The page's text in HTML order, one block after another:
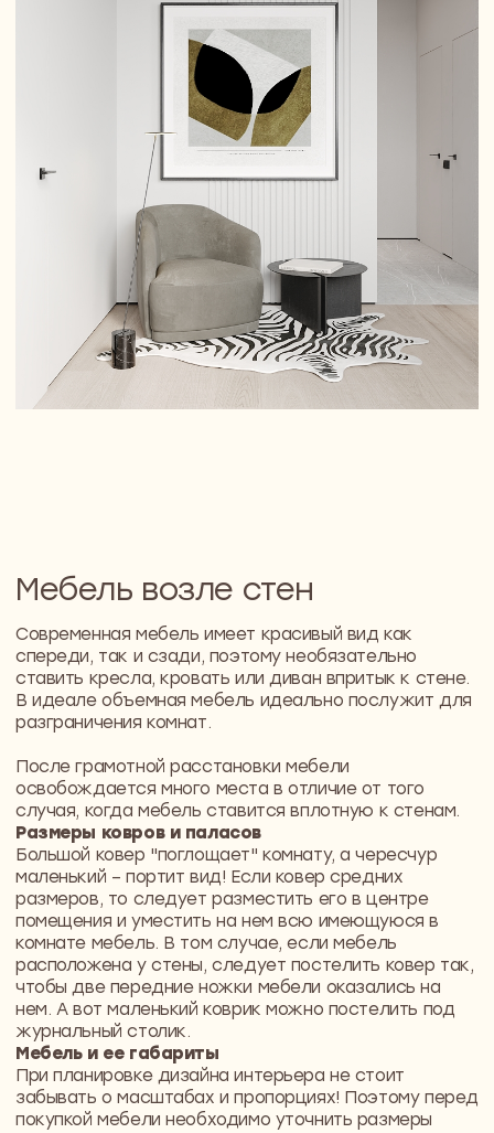
помещений, для которых они будут предназначены.
Также можно воспользоваться малярным скотчем, с
помощью которого "визуально" размещают еще не
купленную мебель. Это создаст наглядный образ
того, как выглядело бы пространство после
расстановки предметов интерьера.
Высота штор
Многие вешают шторы таким образом, чтобы они
декоративных элементов (фото, статуэтки, вазы,
картины и т.п.). Чрезмерное количество такой
"приятной ерунды" может испортить дизайн
чему-то одному.
Балкон
Многие попросту забывают о такой «комнате», как
балкон. Но если грамотно подойти к этому делу, то
даже небольшой балкончик можно оборудовать в
комфортную комнату для отдыха или превратить
его в рабочий кабинет!
прекрасно помогут создать красивый дизайн
интерьера даже новичку! Главное при этом, не
допускать ошибок!